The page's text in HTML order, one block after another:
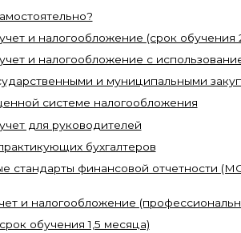
и налогообложение (срок обучения
и налогообложение с
и муниципальными
системе налогообложения
для руководителей
бухгалтеров
стандарты финансовой отчетности
и налогообложение
обучения 1,5 месяца)